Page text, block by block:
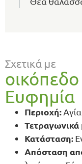
Σχετικά με
Ευφημία
Περιοχή:
Τετραγωνικά
Κατάσταση:
Απόσταση